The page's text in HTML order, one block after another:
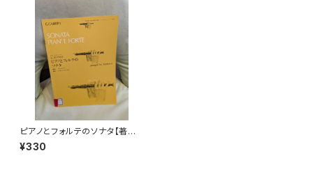
ピアノとフォルテのソナタ【著者：
G.ガブリエリ】出版社：全音楽譜
出版社 1961年
¥330